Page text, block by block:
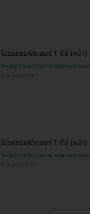
โปรแกรมฟิลเลอร์ 1 ซีซี (หน้า)
Tactile Clinic (ทัคทาย คลินิกเวชกรรม)
สมุทรปราการ
โปรแกรมฟิลเลอร์ 1 ซีซี (หน้า)
Tactile Clinic (ทัคทาย คลินิกเวชกรรม)
สมุทรปราการ